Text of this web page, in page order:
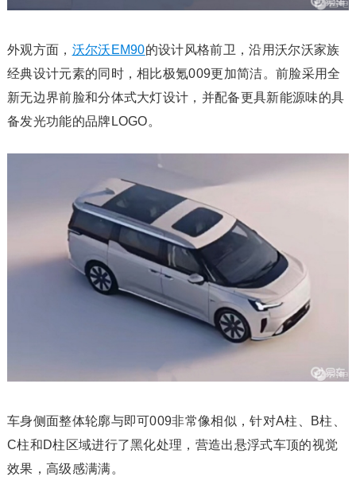
外观方面， 沃尔沃EM90的设计风格前卫，沿用沃尔沃家族
经典设计元素的同时，相比极氪009更加简洁。前脸采用全
新无边界前脸和分体式大灯设计，并配备更具新能源味的具
备发光功能的品牌LOGO。
车身侧面整体轮廓与即可009非常像相似，针对A柱、B柱、
C柱和D柱区域进行了黑化处理，营造出悬浮式车顶的视觉
效果，高级感满满。